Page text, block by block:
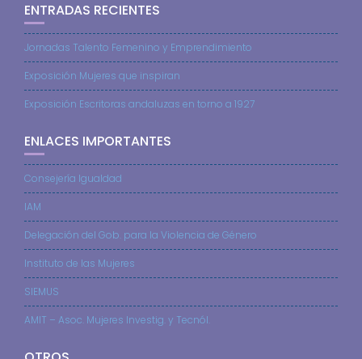
ENTRADAS RECIENTES
Jornadas Talento Femenino y Emprendimiento
Exposición Mujeres que inspiran
Exposición Escritoras andaluzas en torno a 1927
ENLACES IMPORTANTES
Consejería Igualdad
IAM
Delegación del Gob. para la Violencia de Género
Instituto de las Mujeres
SIEMUS
AMIT – Asoc. Mujeres Investig. y Tecnól.